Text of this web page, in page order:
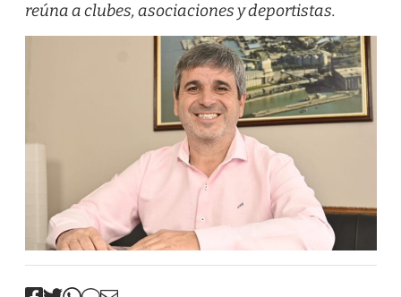
reúna a clubes, asociaciones y deportistas.